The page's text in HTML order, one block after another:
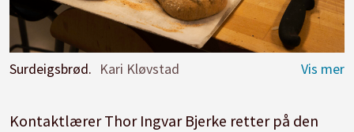
Surdeigsbrød. Kari Kløvstad
Kontaktlærer Thor Ingvar Bjerke retter på den